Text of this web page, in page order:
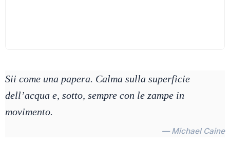
Sii come una papera. Calma sulla superficie
dell’acqua e, sotto, sempre con le zampe in
movimento.
— Michael Caine